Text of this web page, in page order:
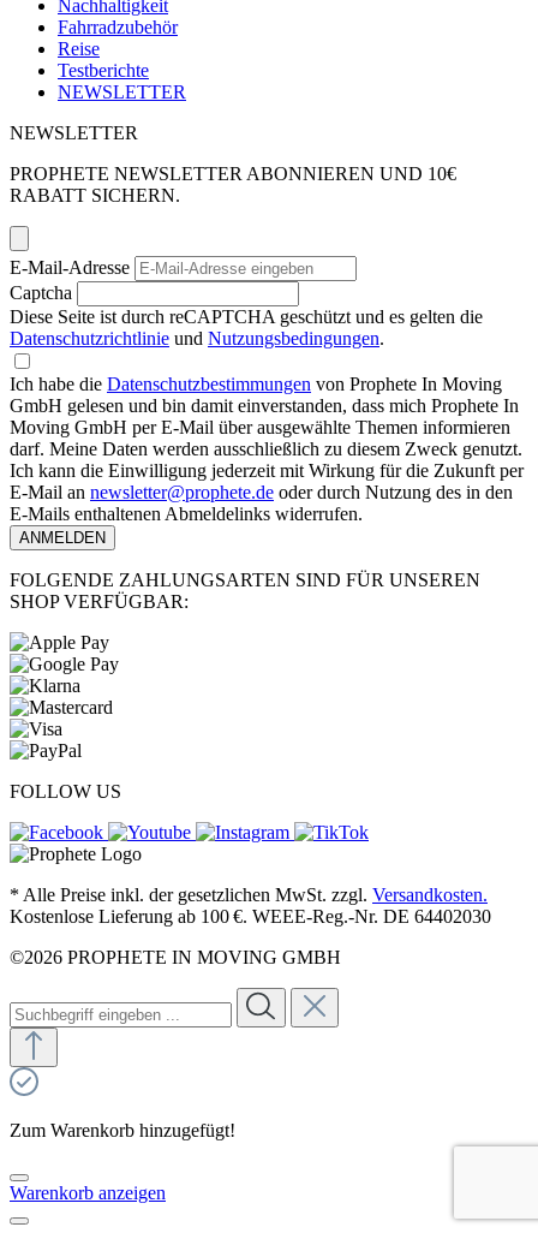
Nachhaltigkeit
Fahrradzubehör
Reise
Testberichte
NEWSLETTER
NEWSLETTER
PROPHETE NEWSLETTER ABONNIEREN UND 10€
RABATT SICHERN.
E-Mail-Adresse
Captcha
Diese Seite ist durch reCAPTCHA geschützt und es gelten die
Datenschutzrichtlinie und Nutzungsbedingungen.
Ich habe die Datenschutzbestimmungen von Prophete In Moving
GmbH gelesen und bin damit einverstanden, dass mich Prophete In
Moving GmbH per E-Mail über ausgewählte Themen informieren
darf. Meine Daten werden ausschließlich zu diesem Zweck genutzt.
Ich kann die Einwilligung jederzeit mit Wirkung für die Zukunft per
E-Mail an newsletter@prophete.de oder durch Nutzung des in den
E-Mails enthaltenen Abmeldelinks widerrufen.
ANMELDEN
FOLGENDE ZAHLUNGSARTEN SIND FÜR UNSEREN
SHOP VERFÜGBAR:
FOLLOW US
* Alle Preise inkl. der gesetzlichen MwSt. zzgl. Versandkosten.
Kostenlose Lieferung ab 100 €. WEEE-Reg.-Nr. DE 64402030
©2026 PROPHETE IN MOVING GMBH
Zum Warenkorb hinzugefügt!
Warenkorb anzeigen